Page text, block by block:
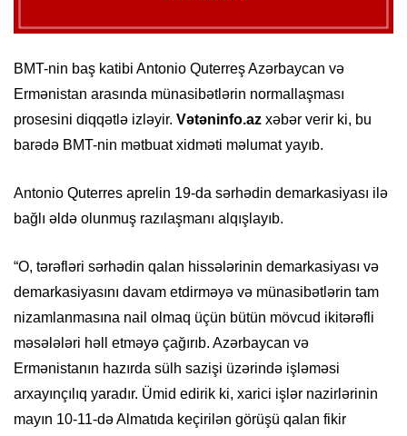
BMT-nin baş katibi Antonio Quterreş Azərbaycan və
Ermənistan arasında münasibətlərin normallaşması
prosesini diqqətlə izləyir. Vətəninfo.az xəbər verir ki, bu
barədə BMT-nin mətbuat xidməti məlumat yayıb.
Antonio Quterres aprelin 19-da sərhədin demarkasiyası ilə
bağlı əldə olunmuş razılaşmanı alqışlayıb.
“O, tərəfləri sərhədin qalan hissələrinin demarkasiyası və
demarkasiyasını davam etdirməyə və münasibətlərin tam
nizamlanmasına nail olmaq üçün bütün mövcud ikitərəfli
məsələləri həll etməyə çağırıb. Azərbaycan və
Ermənistanın hazırda sülh sazişi üzərində işləməsi
arxayınçılıq yaradır. Ümid edirik ki, xarici işlər nazirlərinin
mayın 10-11-də Almatıda keçirilən görüşü qalan fikir